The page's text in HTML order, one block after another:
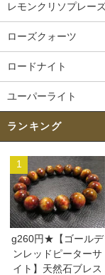
レモンクリソプレー
ローズクォーツ
ロードナイト
ユーパーライト
ランキング
1
g260円★【ゴールデ
ンレッドピーターサ
イト】天然石ブレス